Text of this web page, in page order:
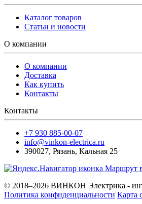
Каталог товаров
Статьи и новости
О компании
О компании
Доставка
Как купить
Контакты
Контакты
+7 930 885-00-07
info@vinkon-electrica.ru
390027, Рязань, Кальная 25
Маршрут
© 2018–2026 ВИНКОН Электрика -
Политика конфиденциальности Карта